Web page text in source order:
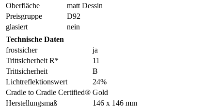
Oberfläche
matt Dessin
Preisgruppe
D92
glasiert
nein
Technische Daten
frostsicher
ja
Trittsicherheit R*
11
Trittsicherheit
B
Lichtreflektionswert
24%
Cradle to Cradle Certified® Gold
Herstellungsmaß
146 x 146 mm